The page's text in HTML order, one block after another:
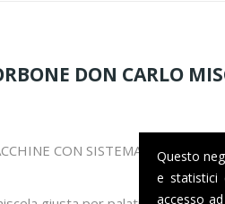
DON CARLO
CON SISTEMA LAVAZZA A
Questo
e statistici
accesso